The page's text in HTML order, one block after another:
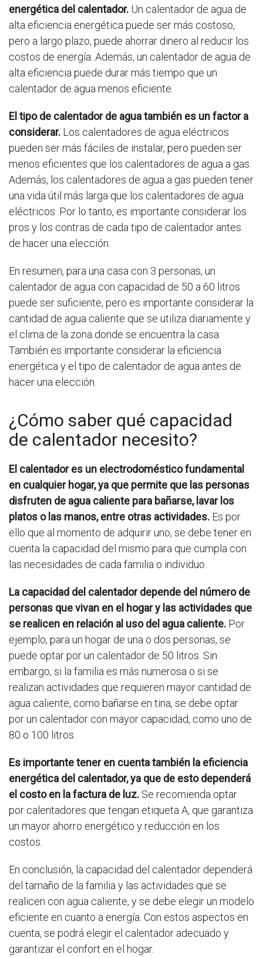
energética del calentador. Un calentador de agua de
alta eficiencia energética puede ser más costoso,
pero a largo plazo, puede ahorrar dinero al reducir los
costos de energía. Además, un calentador de agua de
alta eficiencia puede durar más tiempo que un
calentador de agua menos eficiente.
El tipo de calentador de agua también es un factor a
considerar. Los calentadores de agua eléctricos
pueden ser más fáciles de instalar, pero pueden ser
menos eficientes que los calentadores de agua a gas.
Además, los calentadores de agua a gas pueden tener
una vida útil más larga que los calentadores de agua
eléctricos. Por lo tanto, es importante considerar los
pros y los contras de cada tipo de calentador antes
de hacer una elección.
En resumen, para una casa con 3 personas, un
calentador de agua con capacidad de 50 a 60 litros
puede ser suficiente, pero es importante considerar la
cantidad de agua caliente que se utiliza diariamente y
el clima de la zona donde se encuentra la casa.
También es importante considerar la eficiencia
energética y el tipo de calentador de agua antes de
hacer una elección.
¿Cómo saber qué capacidad
de calentador necesito?
El calentador es un electrodoméstico fundamental
en cualquier hogar, ya que permite que las personas
disfruten de agua caliente para bañarse, lavar los
platos o las manos, entre otras actividades. Es por
ello que al momento de adquirir uno, se debe tener en
cuenta la capacidad del mismo para que cumpla con
las necesidades de cada familia o individuo.
La capacidad del calentador depende del número de
personas que vivan en el hogar y las actividades que
se realicen en relación al uso del agua caliente. Por
ejemplo, para un hogar de una o dos personas, se
puede optar por un calentador de 50 litros. Sin
embargo, si la familia es más numerosa o si se
realizan actividades que requieren mayor cantidad de
agua caliente, como bañarse en tina, se debe optar
por un calentador con mayor capacidad, como uno de
80 o 100 litros.
Es importante tener en cuenta también la eficiencia
energética del calentador, ya que de esto dependerá
el costo en la factura de luz. Se recomienda optar
por calentadores que tengan etiqueta A, que garantiza
un mayor ahorro energético y reducción en los
costos.
En conclusión, la capacidad del calentador dependerá
del tamaño de la familia y las actividades que se
realicen con agua caliente, y se debe elegir un modelo
eficiente en cuanto a energía. Con estos aspectos en
cuenta, se podrá elegir el calentador adecuado y
garantizar el confort en el hogar.